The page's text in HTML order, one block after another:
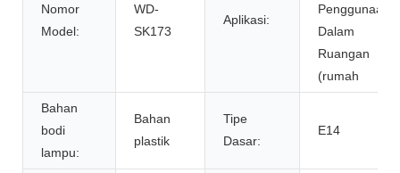
Nomor
Model:
WD-
SK173
Aplikasi:
Penggunaan
Dalam
Ruangan
(rumah
Bahan
bodi
lampu:
Bahan
plastik
Tipe
Dasar:
E14